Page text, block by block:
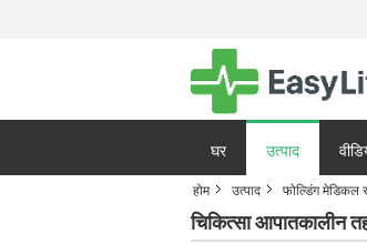
घर उत्पाद
होम उत्पाद फोल्डिंग मेडिकल
चिकित्सा आपातकालीन